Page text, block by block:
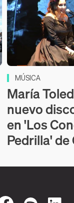
MÚSICA
María
nuevo
en 'Los
Pedrilla' de